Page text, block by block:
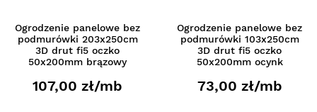
Ogrodzenie panelowe bez
podmurówki 203x250cm
3D drut fi5 oczko
50x200mm brązowy
107,00 zł/mb
Ogrodzenie panelowe bez
podmurówki 103x250cm
3D drut fi5 oczko
50x200mm ocynk
73,00 zł/mb